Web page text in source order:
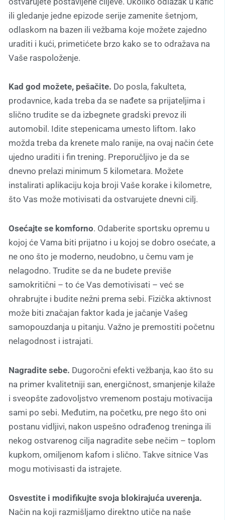
ili gledanje jedne epizode serije zamenite šetnjom,
odlaskom na bazen ili vežbama koje možete zajedno
uraditi i kući, primetićete brzo kako se to odražava na
Vaše raspoloženje.
Kad god možete, pešačite. Do posla, fakulteta,
prodavnice, kada treba da se nađete sa prijateljima i
slično trudite se da izbegnete gradski prevoz ili
automobil. Idite stepenicama umesto liftom. Iako
možda treba da krenete malo ranije, na ovaj način ćete
ujedno uraditi i fin trening. Preporučljivo je da se
dnevno prelazi minimum 5 kilometara. Možete
instalirati aplikaciju koja broji Vaše korake i kilometre,
što Vas može motivisati da ostvarujete dnevni cilj.
Osećajte se komforno. Odaberite sportsku opremu u
kojoj će Vama biti prijatno i u kojoj se dobro osećate, a
ne ono što je moderno, neudobno, u čemu vam je
nelagodno. Trudite se da ne budete previše
samokritični – to će Vas demotivisati – već se
ohrabrujte i budite nežni prema sebi. Fizička aktivnost
može biti značajan faktor kada je jačanje Vašeg
samopouzdanja u pitanju. Važno je premostiti početnu
nelagodnost i istrajati.
Nagradite sebe. Dugoročni efekti vežbanja, kao što su
na primer kvalitetniji san, energičnost, smanjenje kilaže
i sveopšte zadovoljstvo vremenom postaju motivacija
sami po sebi. Međutim, na početku, pre nego što oni
postanu vidljivi, nakon uspešno odrađenog treninga ili
nekog ostvarenog cilja nagradite sebe nečim – toplom
kupkom, omiljenom kafom i slično. Takve sitnice Vas
mogu motivisasti da istrajete.
Osvestite i modifikujte svoja blokirajuća uverenja.
Način na koji razmišljamo direktno utiče na naše